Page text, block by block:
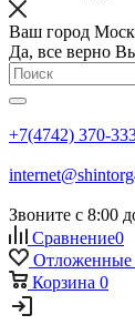
Ваш город
Да, все верно
+7(4742) 370-
Звоните с 8:00
Сравнение0
Отложенные
Корзина 0